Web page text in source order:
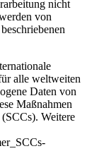
nicht
von
alle weltweiten
Daten von
Maßnahmen
Weitere